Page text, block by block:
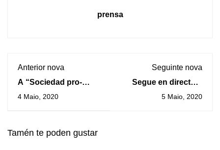
prensa
Anterior nova
A “Sociedad pro-
Monte Santa Tecla”
4 Maio, 2020
Seguinte nova
Segue en directo o
Pleno Extraordinario
5 Maio, 2020
Tamén te poden gustar